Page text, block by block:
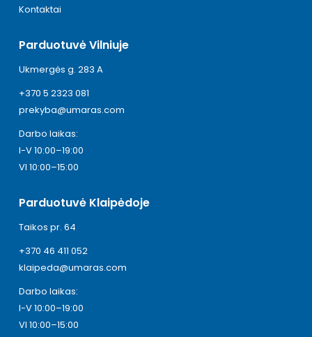
Kontaktai
Parduotuvė Vilniuje
Ukmergės g. 283 A
+370 5 2323 081
prekyba@umaras.com
Darbo laikas:
I-V 10:00–19:00
VI 10:00–15:00
Parduotuvė Klaipėdoje
Taikos pr. 64
+370 46 411 052
klaipeda@umaras.com
Darbo laikas:
I-V 10:00–19:00
VI 10:00–15:00